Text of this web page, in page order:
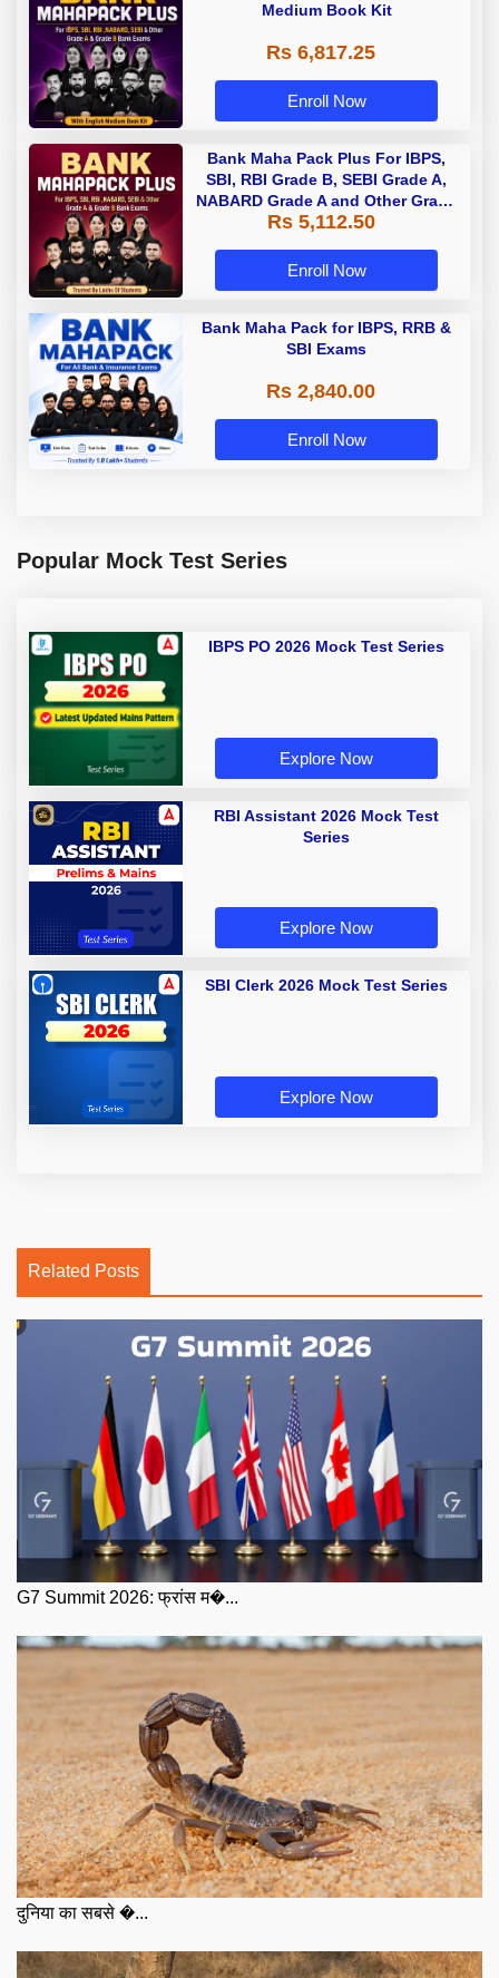
Medium Book Kit
Rs 6,817.25
Enroll Now
Bank Maha Pack Plus For IBPS,
SBI, RBI Grade B, SEBI Grade A,
NABARD Grade A and Other Grade
A & Grade B Bank Exams
Rs 5,112.50
Enroll Now
Bank Maha Pack for IBPS, RRB &
SBI Exams
Rs 2,840.00
Enroll Now
Popular Mock Test Series
IBPS PO 2026 Mock Test Series
Explore Now
RBI Assistant 2026 Mock Test
Series
Explore Now
SBI Clerk 2026 Mock Test Series
Explore Now
Related Posts
G7 Summit 2026: फ्रांस म�...
दुनिया का सबसे �...